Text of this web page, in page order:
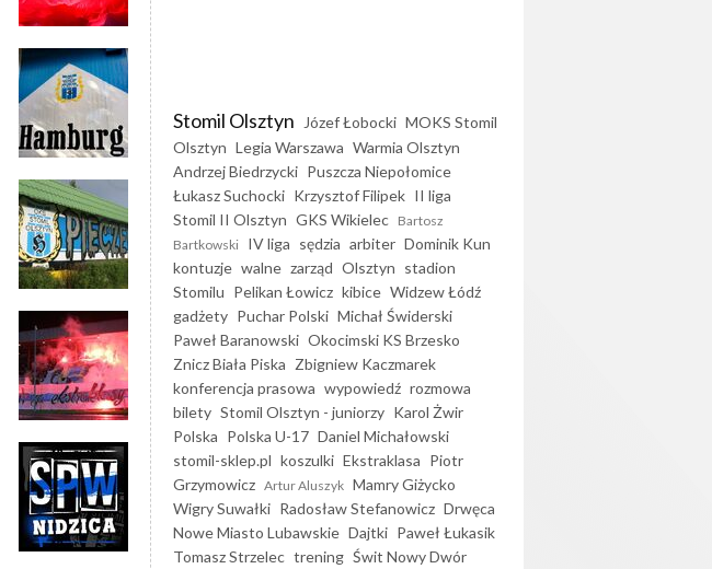
Stomil Olsztyn Józef Łobocki MOKS Stomil
Olsztyn Legia Warszawa Warmia Olsztyn
Andrzej Biedrzycki Puszcza Niepołomice
Łukasz Suchocki Krzysztof Filipek II liga
Stomil II Olsztyn GKS Wikielec Bartosz
Bartkowski IV liga sędzia arbiter Dominik Kun
kontuzje walne zarząd Olsztyn stadion
Stomilu Pelikan Łowicz kibice Widzew Łódź
gadżety Puchar Polski Michał Świderski
Paweł Baranowski Okocimski KS Brzesko
Znicz Biała Piska Zbigniew Kaczmarek
konferencja prasowa wypowiedź rozmowa
bilety Stomil Olsztyn - juniorzy Karol Żwir
Polska Polska U-17 Daniel Michałowski
stomil-sklep.pl koszulki Ekstraklasa Piotr
Grzymowicz Artur Aluszyk Mamry Giżycko
Wigry Suwałki Radosław Stefanowicz Drwęca
Nowe Miasto Lubawskie Dajtki Paweł Łukasik
Tomasz Strzelec trening Świt Nowy Dwór